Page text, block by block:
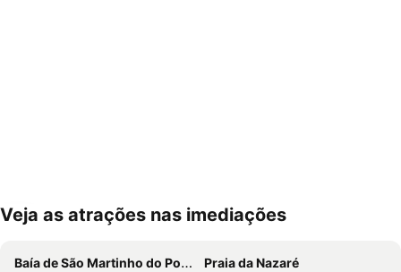
Ampliar mapa
Veja as atrações nas imediações
Baía de São Martinho do Porto
Praia da Nazaré